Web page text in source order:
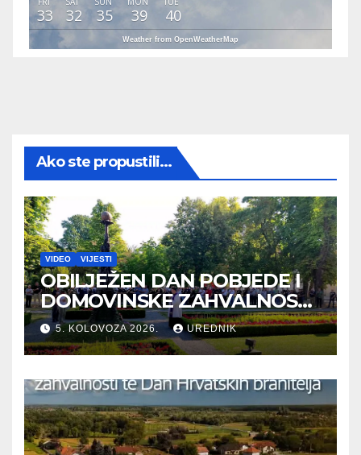
33 32 35 39 40
Weather from OpenWeatherMap
Ako ste propustili...
VIDEO VIJESTI
OBILJEŽEN DAN POBJEDE I
DOMOVINSKE ZAHVALNOSTI
TE DAN HRVATSKIH
BRANITELJA
5. KOLOVOZA 2026. UREDNIK